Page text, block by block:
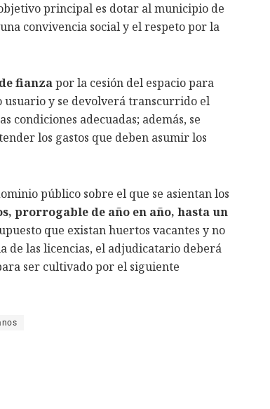
principal es dotar al municipio de
convivencia social y el respeto por la
fianzapor la cesión del espacio para
y se devolverá transcurrido el
condiciones adecuadas; además, se
los gastos que deben asumir los
público sobre el que se asientan los
prorrogable de año en año, hasta un
que existan huertos vacantes y no
de las licencias, el adjudicatario deberá
ser cultivado por el siguiente